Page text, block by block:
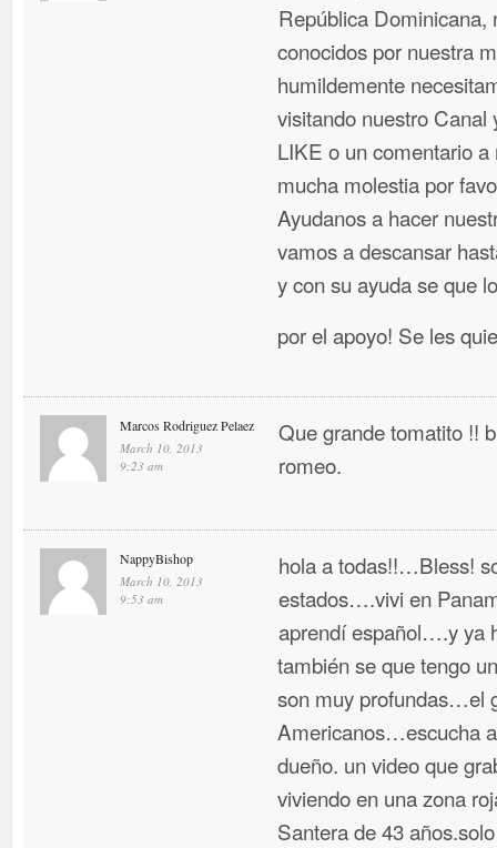
República Dominicana,
conocidos por nuestra
humildemente
visitando nuestro Canal
LIKE o un comentario
mucha molestia por
Ayudanos a hacer
vamos a descansar
y con su ayuda se que
por el apoyo! Se les
Marcos Rodriguez Pelaez
March 10, 2013
9:23 am
Que grande tomatito !!
romeo.
NappyBishop
March 10, 2013
9:53 am
hola a todas!!…Bless!
estados….vivi en
aprendí español….y ya
también se que tengo
son muy profundas…el
Americanos…escucha
dueño. un video que
viviendo en una zona
Santera de 43